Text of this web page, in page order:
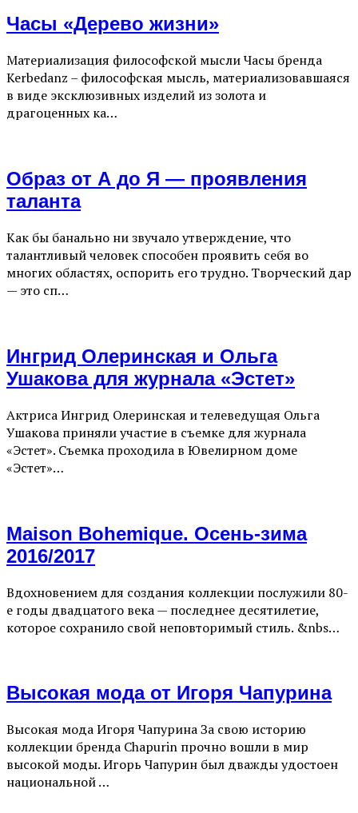
Часы «Дерево жизни»
Материализация философской мысли Часы бренда
Kerbedanz – философская мысль, материализовавшаяся
в виде эксклюзивных изделий из золота и
драгоценных ка…
Образ от А до Я — проявления
таланта
Как бы банально ни звучало утверждение, что
талантливый человек способен проявить себя во
многих областях, оспорить его трудно. Творческий дар
— это сп…
Ингрид Олеринская и Ольга
Ушакова для журнала «Эстет»
Актриса Ингрид Олеринская и телеведущая Ольга
Ушакова приняли участие в съемке для журнала
«Эстет». Съемка проходила в Ювелирном доме
«Эстет»…
Maison Bohemique. Осень-зима
2016/2017
Вдохновением для создания коллекции послужили 80-
е годы двадцатого века — последнее десятилетие,
которое сохранило свой неповторимый стиль. &nbs…
Высокая мода от Игоря Чапурина
Высокая мода Игоря Чапурина За свою историю
коллекции бренда Chapurin прочно вошли в мир
высокой моды. Игорь Чапурин был дважды удостоен
национальной …